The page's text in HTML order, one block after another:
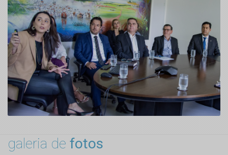
galeria de fotos